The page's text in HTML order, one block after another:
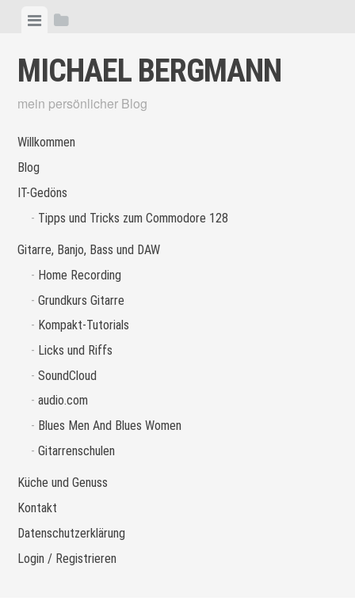
Skip
content
ViewView
MICHAEL BERGMANN
mein persönlicher Blog
Willkommen
Blog
IT-Gedöns
Tipps und Tricks zum Commodore 128
Gitarre, Banjo, Bass und DAW
Home Recording
Grundkurs Gitarre
Kompakt-Tutorials
Licks und Riffs
SoundCloud
audio.com
Blues Men And Blues Women
Gitarrenschulen
Küche und Genuss
Kontakt
Datenschutzerklärung
Login / Registrieren